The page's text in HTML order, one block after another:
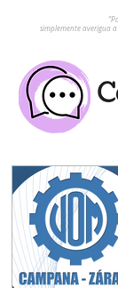
simplemente averigua